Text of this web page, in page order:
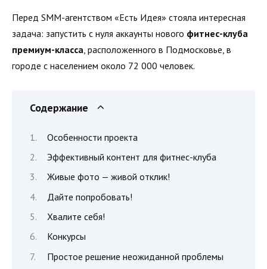
Перед SMM-агентством «Есть Идея» стояла интересная
задача: запустить с нуля аккаунты нового фитнес-клуба
премиум-класса , расположенного в Подмосковье, в
городе с населением около 72 000 человек.
Содержание
Особенности проекта
Эффективный контент для фитнес-клуба
Живые фото — живой отклик!
Дайте попробовать!
Хвалите себя!
Конкурсы
Простое решение неожиданной проблемы